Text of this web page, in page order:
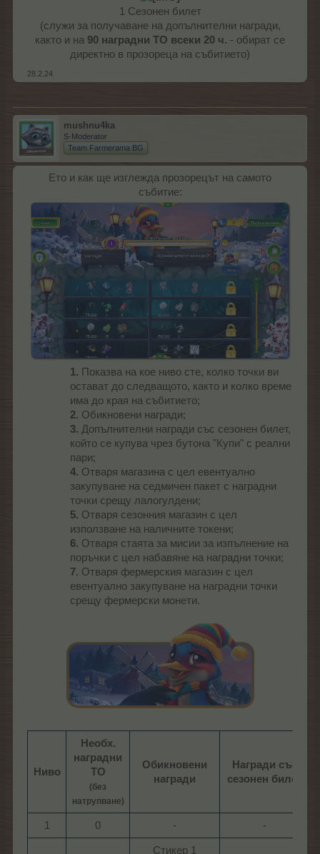
1 Сезонен билет
(служи за получаване на допълнителни награди,
както и на 90 наградни ТО всеки 20 ч. - обират се
директно в прозореца на събитието)​
28.2.24
mushnu4ka
S-Moderator
Team Farmerama BG
Ето и как ще изглежда прозорецът на самото
събитие:
1. Показва на кое ниво сте, колко точки ви
остават до следващото, както и колко време
има до края на събитието;
2. Обикновени награди;
3. Допълнителни награди със сезонен билет,
който се купува чрез бутона "Купи" с реални
пари;
4. Отваря магазина с цел евентуално
закупуване на седмичен пакет с наградни
точки срещу лалогулдени;
5. Отваря сезонния магазин с цел
използване на наличните токени;
6. Отваря стаята за мисии за изпълнение на
поръчки с цел набавяне на наградни точки;
7. Отваря фермерския магазин с цел
евентуално закупуване на наградни точки
срещу фермерски монети.​
Ниво
Необх.
наградни
ТО
(без
натрупване)
Обикновени
награди
Награди със
сезонен билет
1​ 0​ -​ -​
Стикер 1